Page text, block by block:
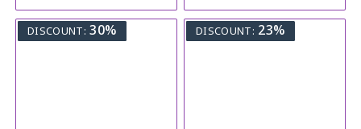
DISCOUNT: 30% DISCOUNT: 23%